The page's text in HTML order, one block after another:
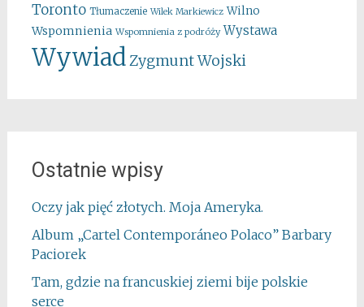
Toronto Tłumaczenie Wilek Markiewicz Wilno
Wspomnienia Wspomnienia z podróży Wystawa
WywiadZygmunt Wojski
Ostatnie wpisy
Oczy jak pięć złotych. Moja Ameryka.
Album „Cartel Contemporáneo Polaco” Barbary
Paciorek
Tam, gdzie na francuskiej ziemi bije polskie
serce